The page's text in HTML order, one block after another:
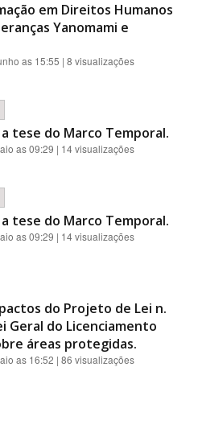
em Direitos Humanos
Yanomami e
as 15:55 | 8 visualizações
tese do Marco Temporal.
as 09:29 | 14 visualizações
tese do Marco Temporal.
as 09:29 | 14 visualizações
do Projeto de Lei n.
Geral do Licenciamento
áreas protegidas.
as 16:52 | 86 visualizações